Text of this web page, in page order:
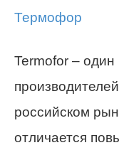
Termofor –
российском
отличается